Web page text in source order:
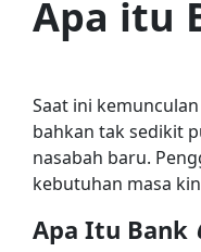
Apa itu
Saat ini
bahkan tak sedikit
nasabah baru.
kebutuhan masa
Apa Itu Bank